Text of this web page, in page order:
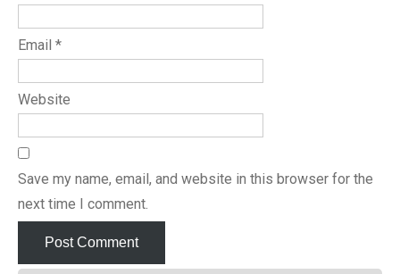
Email *
Website
Save my name, email, and website in this browser for the
next time I comment.